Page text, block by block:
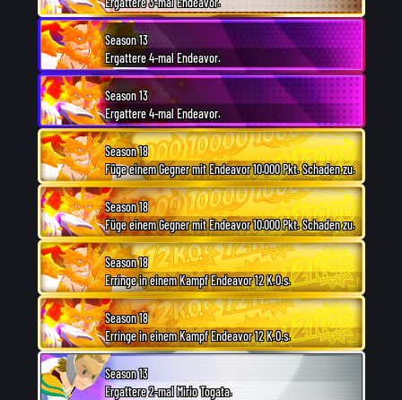
Season 13
Ergattere 4-mal Endeavor.
Season 13
Ergattere 4-mal Endeavor.
Season 18
Füge einem Gegner mit Endeavor 10.000 Pkt. Schaden zu.
Season 18
Füge einem Gegner mit Endeavor 10.000 Pkt. Schaden zu.
Season 18
Erringe in einem Kampf Endeavor 12 K.O.s.
Season 18
Erringe in einem Kampf Endeavor 12 K.O.s.
Season 13
Ergattere 2-mal Mirio Togata.